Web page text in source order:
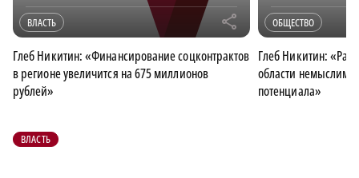
ВЛАСТЬ r
Глеб Никитин: «Финансирование соцконтрактов
в регионе увеличится на 675 миллионов
рублей»
ОБЩЕСТВО
Глеб Никитин:
области немыслимо
потенциала»
ВЛАСТЬ